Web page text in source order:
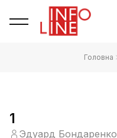
Головна
1
Эдуард Бондаренко